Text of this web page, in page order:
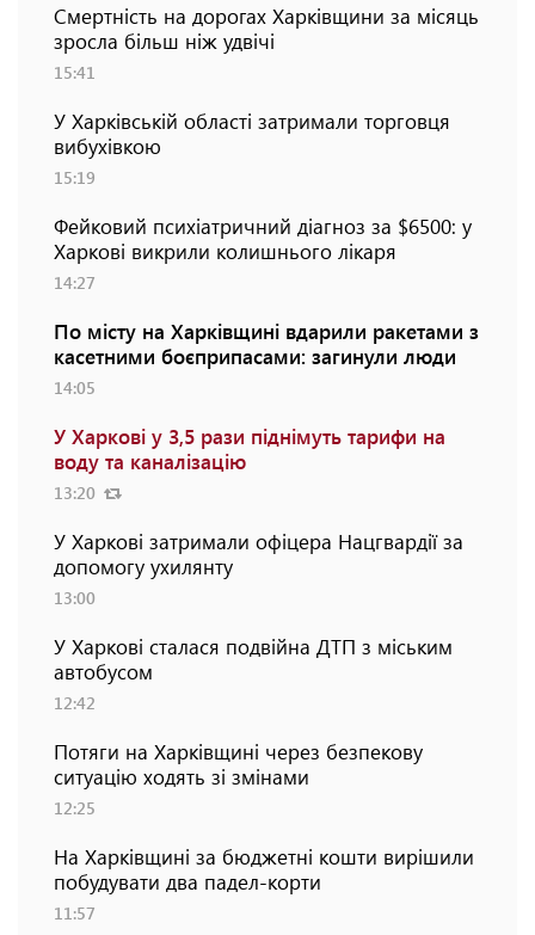
Смертність на дорогах Харківщини за місяць
зросла більш ніж удвічі
15:41
У Харківській області затримали торговця
вибухівкою
15:19
Фейковий психіатричний діагноз за $6500: у
Харкові викрили колишнього лікаря
14:27
По місту на Харківщині вдарили ракетами з
касетними боєприпасами: загинули люди
14:05
У Харкові у 3,5 рази піднімуть тарифи на
воду та каналізацію
13:20
У Харкові затримали офіцера Нацгвардії за
допомогу ухилянту
13:00
У Харкові сталася подвійна ДТП з міським
автобусом
12:42
Потяги на Харківщині через безпекову
ситуацію ходять зі змінами
12:25
На Харківщині за бюджетні кошти вирішили
побудувати два падел-корти
11:57